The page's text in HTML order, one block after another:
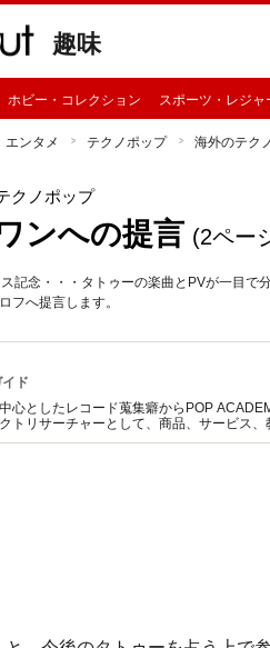
趣味
ホビー・コレクション スポーツ・レジャ
エンタメ テクノポップ 海外のテク
クノポップ
ンへの提言 (2ペー
記念・・・タトゥーの楽曲とPVが一目
フへ提言します。
ド
心としたレコード蒐集癖からPOP
トリサーチャーとして、商品、サービス
）も随時更新。